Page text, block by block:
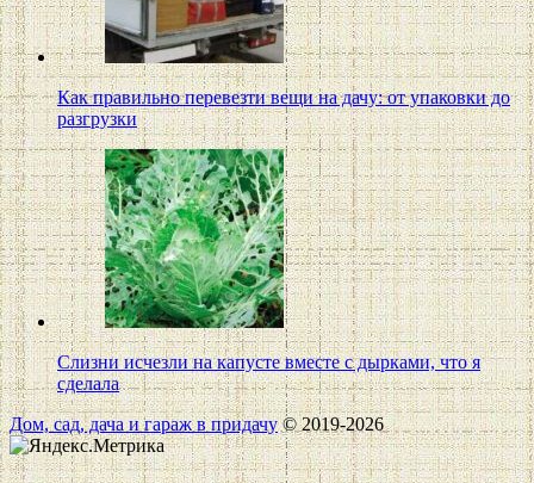
Как правильно перевезти вещи на дачу: от упаковки до
разгрузки
Слизни исчезли на капусте вместе с дырками, что я
сделала
Дом, сад, дача и гараж в придачу© 2019-2026